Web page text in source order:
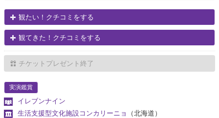
観たい！クチコミをする
観てきた！クチコミをする
チケットプレゼント終了
実演鑑賞
イレブンナイン
生活支援型文化施設コンカリーニョ
（北海道）